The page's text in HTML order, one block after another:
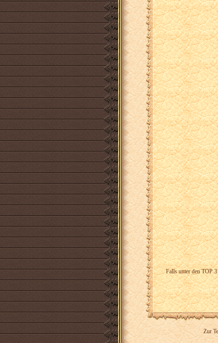
Falls unter den TOP
Zur